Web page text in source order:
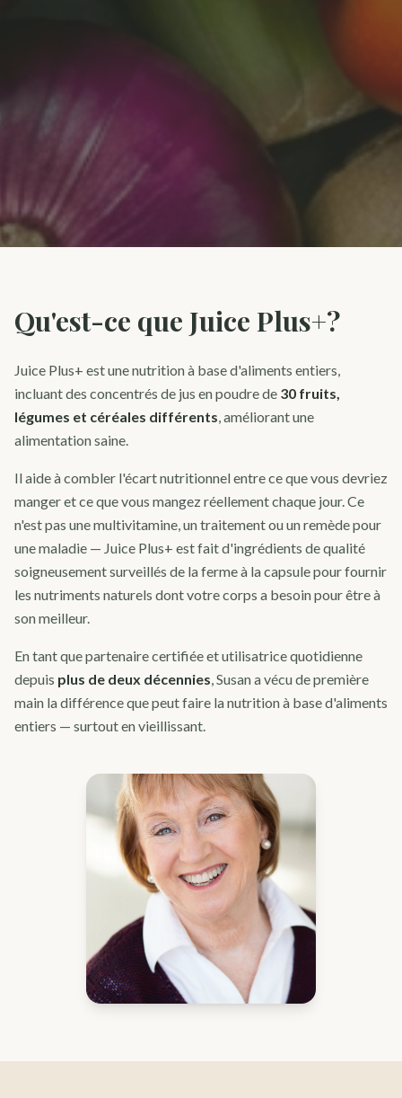
Qu'est-ce que Juice Plus+?
Juice Plus+ est une nutrition à base d'aliments entiers,
incluant des concentrés de jus en poudre de 30 fruits,
légumes et céréales différents, améliorant une
alimentation saine.
Il aide à combler l'écart nutritionnel entre ce que vous devriez
manger et ce que vous mangez réellement chaque jour. Ce
n'est pas une multivitamine, un traitement ou un remède pour
une maladie — Juice Plus+ est fait d'ingrédients de qualité
soigneusement surveillés de la ferme à la capsule pour fournir
les nutriments naturels dont votre corps a besoin pour être à
son meilleur.
En tant que partenaire certifiée et utilisatrice quotidienne
depuis plus de deux décennies, Susan a vécu de première
main la différence que peut faire la nutrition à base d'aliments
entiers — surtout en vieillissant.